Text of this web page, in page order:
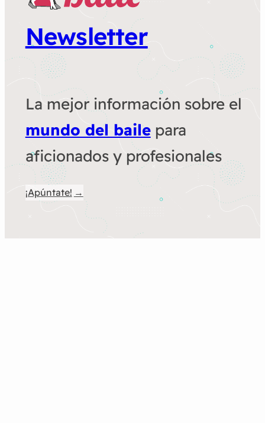
Newsletter
La mejor información sobre el
mundo del bailepara
aficionados y profesionales
¡Apúntate!